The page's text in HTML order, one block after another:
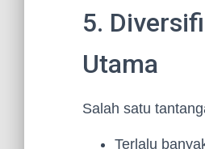
5.
Utama
Salah satu
Terlalu